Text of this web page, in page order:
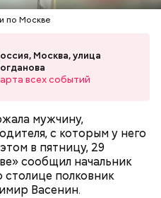
по Москве
Москва, улица
всех событий
мужчину,
с которым у него
в пятницу, 29
сообщил начальник
полковник
Васенин.